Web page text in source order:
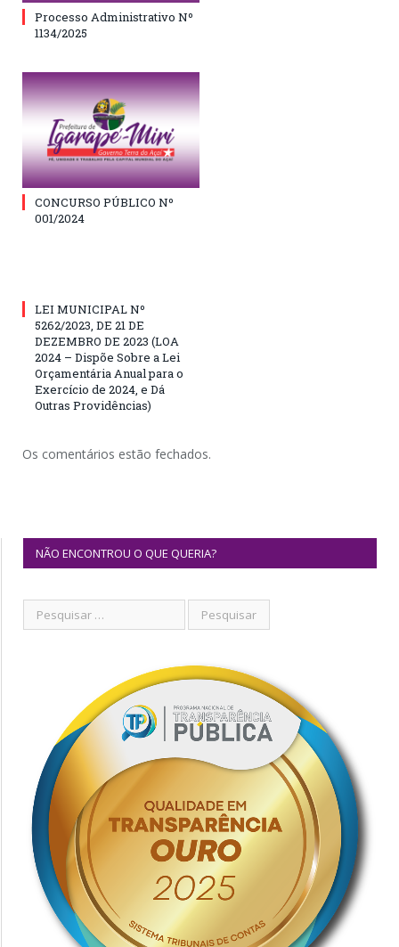
Processo Administrativo Nº
1134/2025
CONCURSO PÚBLICO Nº
001/2024
LEI MUNICIPAL Nº
5262/2023, DE 21 DE
DEZEMBRO DE 2023 (LOA
2024 – Dispõe Sobre a Lei
Orçamentária Anual para o
Exercício de 2024, e Dá
Outras Providências)
Os comentários estão fechados.
NÃO ENCONTROU O QUE QUERIA?